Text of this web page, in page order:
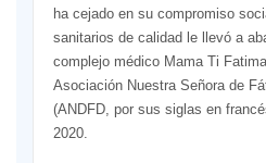
ha cejado en su compromiso
sanitarios de calidad le llevó a
complejo médico Mama Ti
Asociación Nuestra Señora de
(ANDFD, por sus siglas en
2020.